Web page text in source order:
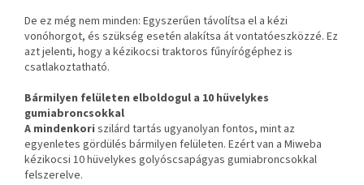
De ez még nem minden: Egyszerűen távolítsa el a kézi
vonóhorgot, és szükség esetén alakítsa át vontatóeszközzé. Ez
azt jelenti, hogy a kézikocsi traktoros fűnyírógéphez is
csatlakoztatható.
Bármilyen felületen elboldogul a 10 hüvelykes
gumiabroncsokkal
A mindenkori szilárd tartás ugyanolyan fontos, mint az
egyenletes gördülés bármilyen felületen. Ezért van a Miweba
kézikocsi 10 hüvelykes golyóscsapágyas gumiabroncsokkal
felszerelve.